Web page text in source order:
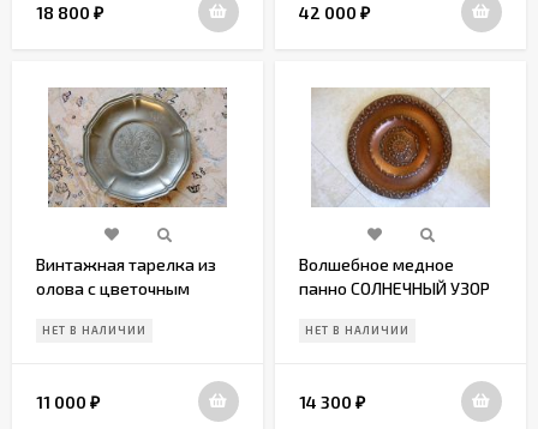
18 800 ₽ 42 000 ₽
Винтажная тарелка из
олова с цветочным
НЕТ В НАЛИЧИИ
11 000 ₽
Волшебное медное
панно СОЛНЕЧНЫЙ УЗОР
НЕТ В НАЛИЧИИ
14 300 ₽